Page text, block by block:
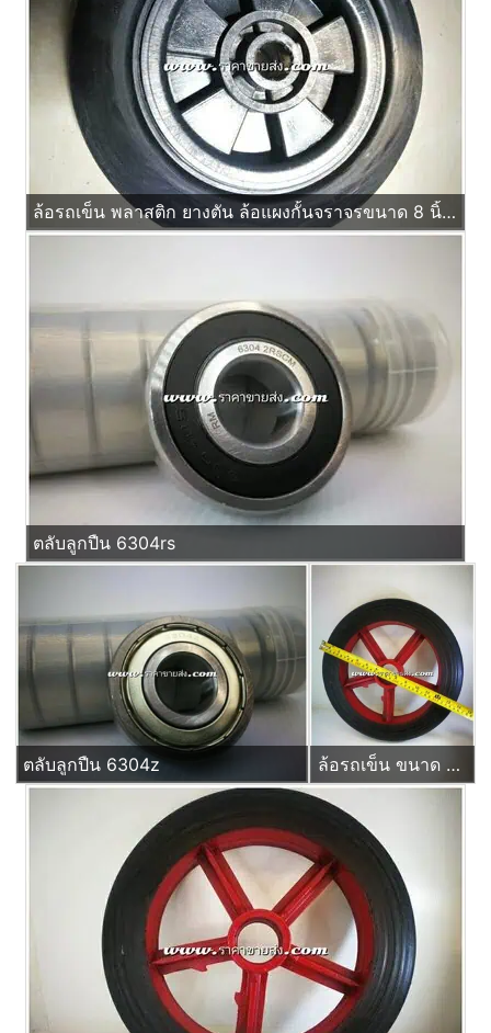
ล้อรถเข็น พลาสติก ยางตัน ล้อแผงกั้นจราจรขนาด 8 นิ้ว รูบูช ไม่ใช้ลูกปืน
ตลับลูกปืน 6304rs
ตลับลูกปืน 6304z ล้อรถเข็น ขนาด 14 นิ้ว